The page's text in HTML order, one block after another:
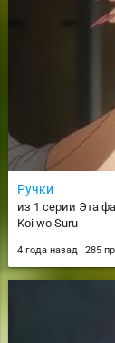
Ручки
из 1 серии Эта
Koi wo Suru
4 года назад 285